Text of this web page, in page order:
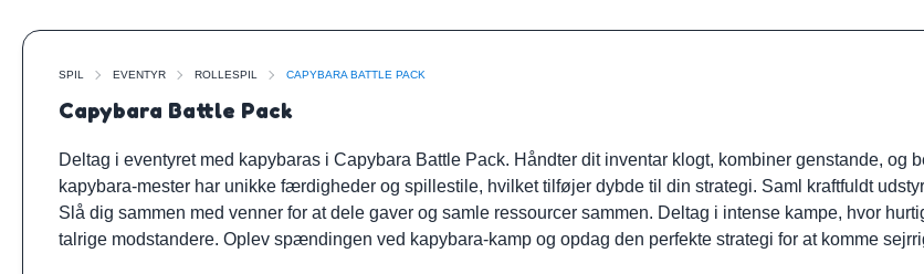
SPIL EVENTYR ROLLESPIL CAPYBARA BATTLE PACK
Capybara Battle Pack
Deltag i eventyret med kapybaras i Capybara Battle Pack. Håndter dit inventar klogt, kombiner genstande, og
kapybara-mester har unikke færdigheder og spillestile, hvilket tilføjer dybde til din strategi. Saml kraftfuldt
Slå dig sammen med venner for at dele gaver og samle ressourcer sammen. Deltag i intense kampe, hvor
talrige modstandere. Oplev spændingen ved kapybara-kamp og opdag den perfekte strategi for at komme